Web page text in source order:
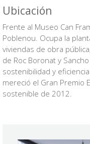
Ubicación
Frente al Museo Can
Poblenou. Ocupa la
viviendas de obra
de Roc Boronat y
sostenibilidad y
mereció el Gran Premio
sostenible de 2012.